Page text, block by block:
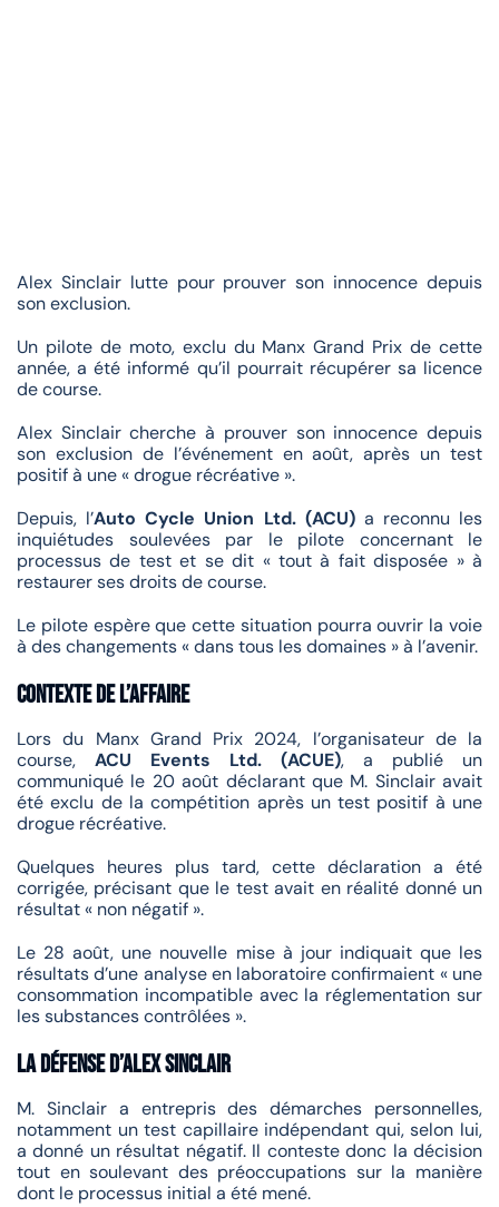
Alex Sinclair lutte pour prouver son innocence depuis
son exclusion.
Un pilote de moto, exclu du Manx Grand Prix de cette
année, a été informé qu’il pourrait récupérer sa licence
de course.
Alex Sinclair cherche à prouver son innocence depuis
son exclusion de l’événement en août, après un test
positif à une « drogue récréative ».
Depuis, l’Auto Cycle Union Ltd. (ACU)a reconnu les
inquiétudes soulevées par le pilote concernant le
processus de test et se dit « tout à fait disposée » à
restaurer ses droits de course.
Le pilote espère que cette situation pourra ouvrir la voie
à des changements « dans tous les domaines » à l’avenir.
Contexte de l’affaire
Lors du Manx Grand Prix 2024, l’organisateur de la
course, ACU Events Ltd. (ACUE), a publié un
communiqué le 20 août déclarant que M. Sinclair avait
été exclu de la compétition après un test positif à une
drogue récréative.
Quelques heures plus tard, cette déclaration a été
corrigée, précisant que le test avait en réalité donné un
résultat « non négatif ».
Le 28 août, une nouvelle mise à jour indiquait que les
résultats d’une analyse en laboratoire confirmaient « une
consommation incompatible avec la réglementation sur
les substances contrôlées ».
La défense d’Alex Sinclair
M. Sinclair a entrepris des démarches personnelles,
notamment un test capillaire indépendant qui, selon lui,
a donné un résultat négatif. Il conteste donc la décision
tout en soulevant des préoccupations sur la manière
dont le processus initial a été mené.